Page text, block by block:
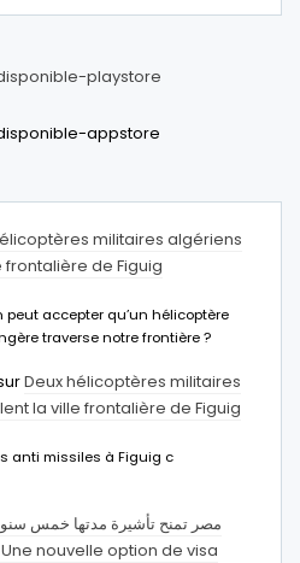
militaires algériens
frontalière de Figuig
peut accepter qu’un hélicoptère
traverse notre frontière ?
Deux hélicoptères militaires
la ville frontalière de Figuig
anti missiles à Figuig c
مصر تمنح تأشيرة مدتها خمس
nouvelle option de visa